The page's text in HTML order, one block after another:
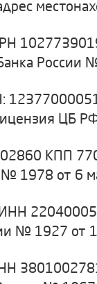
России
ЦБ
КПП
1978 от 6
№ 1927 от
3801002781